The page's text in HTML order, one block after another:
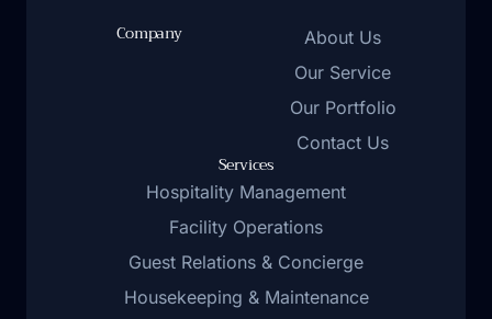
Company
About Us
Our Service
Our Portfolio
Contact Us
Services
Hospitality Management
Facility Operations
Guest Relations & Concierge
Housekeeping & Maintenance